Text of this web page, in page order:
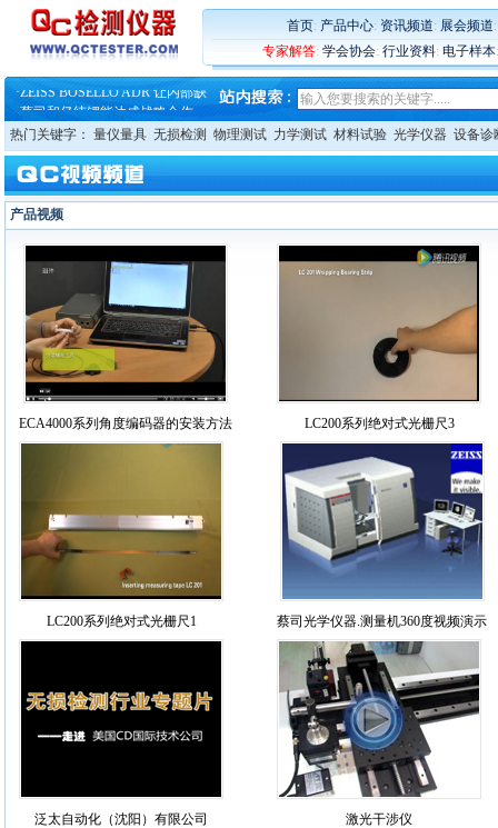
首页: 产品中心: 资讯频道: 展会频道
专家解答: 学会协会: 行业资料: 电子样本
蔡司软件 | 高效变形分析能
铸就AI服务器质量动脉 – 高
铸就AI服务器质量动脉 – 高
·ZEISS BOSELLO ADR 让内部缺
·蔡司和亿纬锂能达成战略合作
·大牌云集 买家升级 ——26
热门关键字： 量仪量具 无损检测 物理测试 力学测试 材料试验 光学仪器 设备诊
产品视频
ECA4000系列角度编码器的安装方法 LC200系列绝对式光栅尺3
LC200系列绝对式光栅尺1 蔡司光学仪器.测量机360度视频演示
泛太自动化（沈阳）有限公司 激光干涉仪